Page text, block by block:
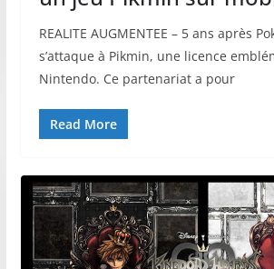
REALITE AUGMENTEE – 5 ans après
s’attaque à Pikmin, une licence
Nintendo. Ce partenariat a pour
Read More